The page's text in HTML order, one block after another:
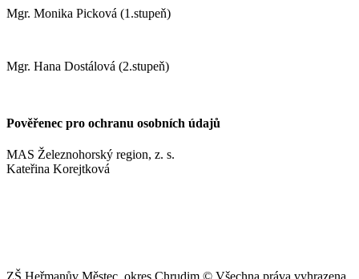
Mgr. Monika Picková (1.stupeň)
Mgr. Hana Dostálová (2.stupeň)
Pověřenec pro ochranu osobních údajů
MAS Železnohorský region, z. s.
Kateřina Korejtková